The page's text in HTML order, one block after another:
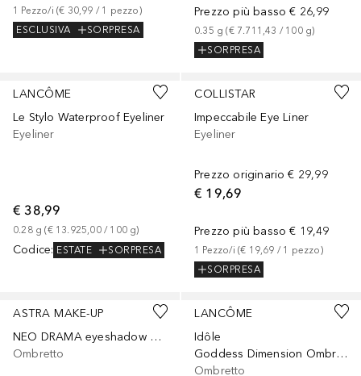
1 Pezzo/i (€ 30,99 / 1 pezzo)
ESCLUSIVA
SORPRESA
Prezzo più basso € 26,99
0.35 g (€ 7.711,43 / 100 g)
SORPRESA
LANCÔME
Le Stylo Waterproof Eyeliner
Eyeliner
€ 38,99
0.28 g (€ 13.925,00 / 100 g)
Codice: ESTATE SORPRESA
COLLISTAR
Impeccabile Eye Liner
Eyeliner
Prezzo originario € 29,99
€ 19,69
Prezzo più basso € 19,49
1 Pezzo/i (€ 19,69 / 1 pezzo)
SORPRESA
ASTRA MAKE-UP
NEO DRAMA eyeshadow shimmer stick
Ombretto
LANCÔME
Idôle
Goddess Dimension Ombretto Mono Ombretto
Ombretto
+3